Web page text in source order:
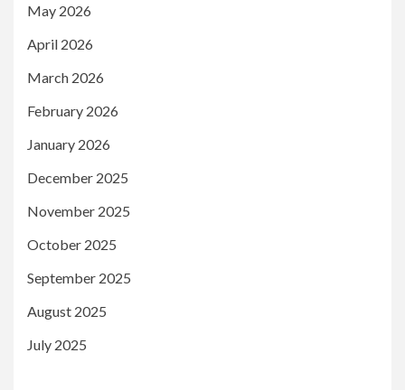
May 2026
April 2026
March 2026
February 2026
January 2026
December 2025
November 2025
October 2025
September 2025
August 2025
July 2025